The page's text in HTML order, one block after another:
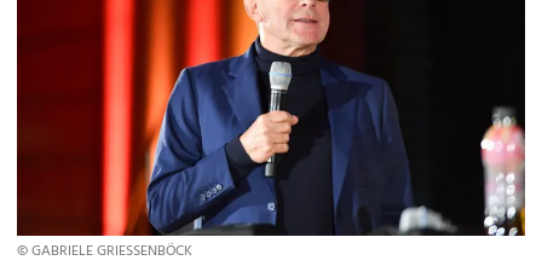
© GABRIELE GRIESSENBÖCK